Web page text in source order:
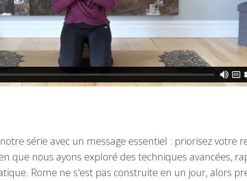
série avec un message essentiel : priorisez votre
que nous ayons exploré des techniques avancées,
Rome ne s'est pas construite en un jour, alors